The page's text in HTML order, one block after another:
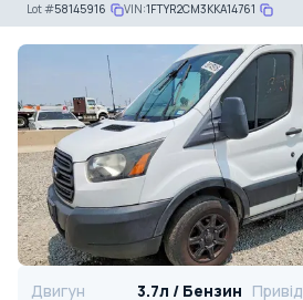
Lot#58145916 VIN:1FTYR2CM3KKA14761
Двигун 3.7л / Бензин Привід